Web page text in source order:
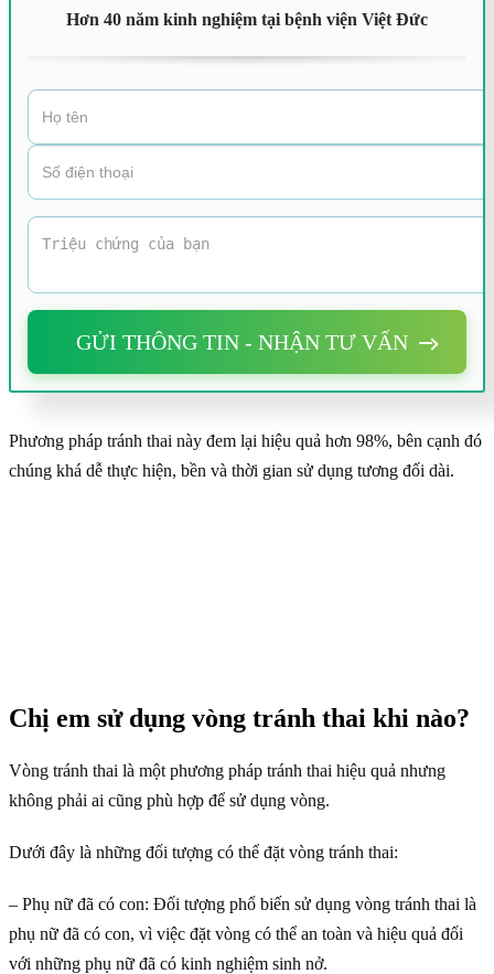
Hơn 40 năm kinh nghiệm tại bệnh viện Việt Đức
GỬI THÔNG TIN - NHẬN TƯ VẤN
Phương pháp tránh thai này đem lại hiệu quả hơn 98%, bên cạnh đó
chúng khá dễ thực hiện, bền và thời gian sử dụng tương đối dài.
Chị em sử dụng vòng tránh thai khi nào?
Vòng tránh thai là một phương pháp tránh thai hiệu quả nhưng
không phải ai cũng phù hợp để sử dụng vòng.
Dưới đây là những đối tượng có thể đặt vòng tránh thai:
– Phụ nữ đã có con: Đối tượng phổ biến sử dụng vòng tránh thai là
phụ nữ đã có con, vì việc đặt vòng có thể an toàn và hiệu quả đối
với những phụ nữ đã có kinh nghiệm sinh nở.